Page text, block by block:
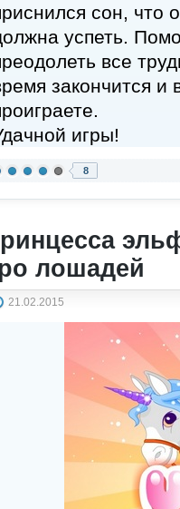
сон, что
успеть.
все
закончится
игры!
8
лошадей
21.02.2015